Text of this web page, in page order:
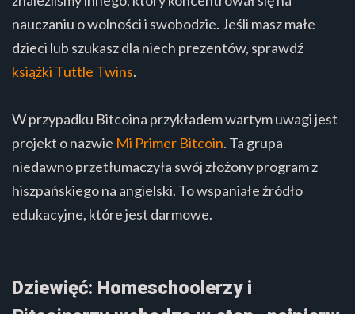
nauczaniu o wolności i swobodzie. Jeśli masz małe
dzieci lub szukasz dla niech prezentów, sprawdź
książki Tuttle Twins.
W przypadku Bitcoina przykładem wartym uwagi jest
projekt o nazwie Mi Primer Bitcoin. Ta grupa
niedawno przetłumaczyła swój złożony program z
hiszpańskiego na angielski. To wspaniałe źródło
edukacyjne, które jest darmowe.
Dziewięć: Homeschoolerzy i